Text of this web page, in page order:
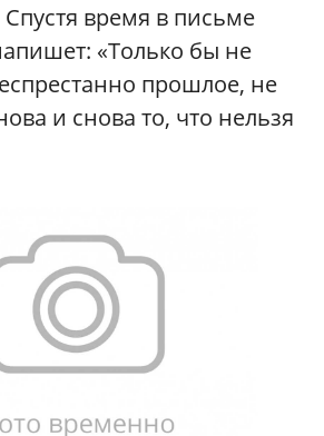
время в письме
«Только бы не
прошлое, не
и снова то, что нельзя